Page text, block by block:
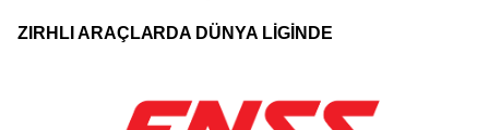
ZIRHLI ARAÇLARDA DÜNYA LİGİNDE